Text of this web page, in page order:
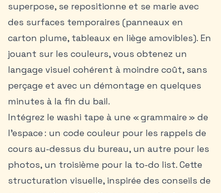
superpose, se repositionne et se marie avec
des surfaces temporaires (panneaux en
carton plume, tableaux en liège amovibles). En
jouant sur les couleurs, vous obtenez un
langage visuel cohérent à moindre coût, sans
perçage et avec un démontage en quelques
minutes à la fin du bail.
Intégrez le washi tape à une « grammaire » de
l’espace : un code couleur pour les rappels de
cours au-dessus du bureau, un autre pour les
photos, un troisième pour la to-do list. Cette
structuration visuelle, inspirée des conseils de